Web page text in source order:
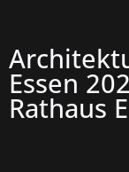
Essen
Rathaus